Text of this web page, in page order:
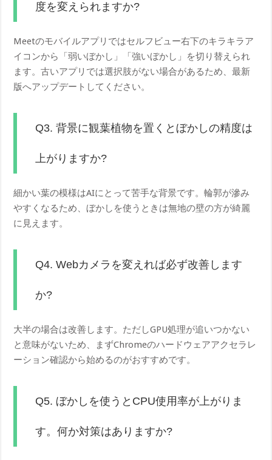
度を変えられますか?
Meetのモバイルアプリではセルフビュー右下のキラキラア
イコンから「弱いぼかし」「強いぼかし」を切り替えられ
ます。古いアプリでは選択肢がない場合があるため、最新
版へアップデートしてください。
Q3. 背景に観葉植物を置くとぼかしの精度は
上がりますか?
細かい葉の模様はAIにとって苦手な背景です。輪郭が滲み
やすくなるため、ぼかしを使うときは無地の壁の方が綺麗
に見えます。
Q4. Webカメラを変えれば必ず改善します
か?
大半の場合は改善します。ただしGPU処理が追いつかない
と意味がないため、まずChromeのハードウェアアクセラレ
ーション確認から始めるのがおすすめです。
Q5. ぼかしを使うとCPU使用率が上がりま
す。何か対策はありますか?